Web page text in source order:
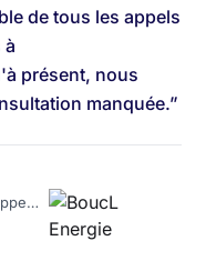
de tous les appels
à
présent, nous
manquée.”
Cheffe de projets Développement